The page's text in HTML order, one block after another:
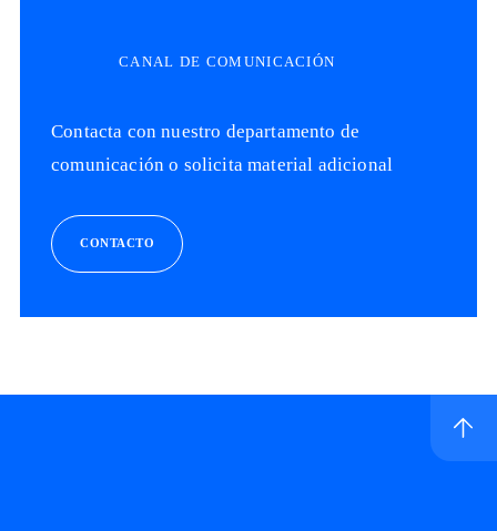
CANAL DE COMUNICACIÓN
Contacta con nuestro departamento de
comunicación o solicita material adicional
CONTACTO
Ir a inicio de sitio